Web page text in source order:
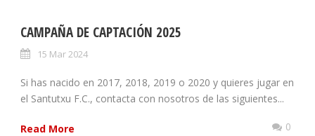
CAMPAÑA DE CAPTACIÓN 2025
15 Mar 2024
Si has nacido en 2017, 2018, 2019 o 2020 y quieres jugar en
el Santutxu F.C., contacta con nosotros de las siguientes...
Read More 0